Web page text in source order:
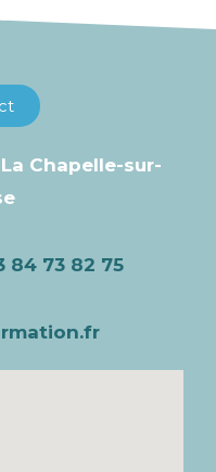
La Chapelle-sur-
84 73 82 75